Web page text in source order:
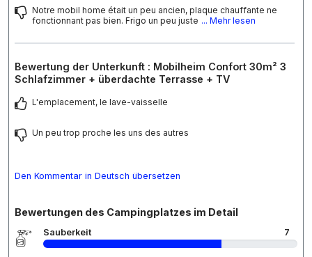
Notre mobil home était un peu ancien, plaque chauffante ne
fonctionnant pas bien. Frigo un peu juste ... Mehr lesen
Bewertung der Unterkunft : Mobilheim Confort 30m² 3
Schlafzimmer + überdachte Terrasse + TV
L'emplacement, le lave-vaisselle
Un peu trop proche les uns des autres
Den Kommentar in Deutsch übersetzen
Bewertungen des Campingplatzes im Detail
Sauberkeit 7